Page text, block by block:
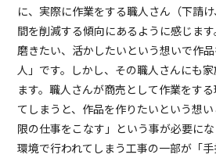
に、実際に作業をする職人さん（下請
間を削減する傾向にあるように感じま
磨きたい、活かしたいという想いで作
人」です。しかし、その職人さんにも
ます。職人さんが商売として作業をす
てしまうと、作品を作りたいという想
限の仕事をこなす」という事が必要に
環境で行われてしまう工事の一部が「